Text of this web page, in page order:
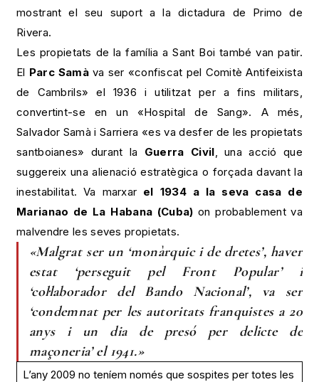
mostrant el seu suport a la dictadura de Primo de
Rivera.
Les propietats de la família a Sant Boi també van patir.
El Parc Samà va ser «confiscat pel Comitè Antifeixista
de Cambrils» el 1936 i utilitzat per a fins militars,
convertint-se en un «Hospital de Sang». A més,
Salvador Samà i Sarriera «es va desfer de les propietats
santboianes» durant la Guerra Civil, una acció que
suggereix una alienació estratègica o forçada davant la
inestabilitat. Va marxar el 1934 a la seva casa de
Marianao de La Habana (Cuba) on probablement va
malvendre les seves propietats.
«Malgrat ser un ‘monàrquic i de dretes’, haver
estat ‘perseguit pel Front Popular’ i
‘col·laborador del Bando Nacional’, va ser
‘condemnat per les autoritats franquistes a 20
anys i un dia de presó per delicte de
maçoneria’ el 1941.»
L’any 2009 no teníem només que sospites per totes les